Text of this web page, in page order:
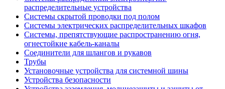
распределительные устройства
Системы скрытой проводки под полом
Системы электрических распределительных шкафов
Системы, препятствующие распространению огня,
огнестойкие кабель-каналы
Соединители для шлангов и рукавов
Трубы
Установочные устройства для системной шины
Устройства безопасности